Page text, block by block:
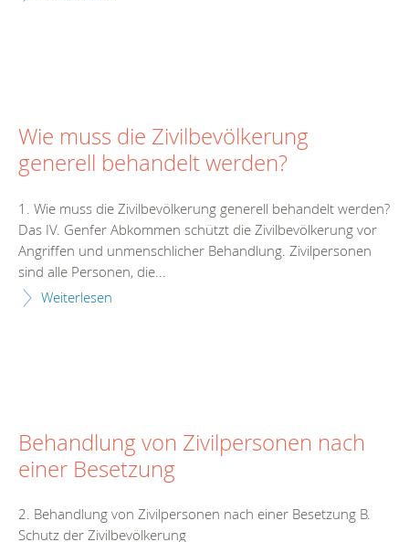
Wie muss die Zivilbevölkerung
generell behandelt werden?
1. Wie muss die Zivilbevölkerung generell behandelt werden?
Das IV. Genfer Abkommen schützt die Zivilbevölkerung vor
Angriffen und unmenschlicher Behandlung. Zivilpersonen
sind alle Personen, die...
Weiterlesen
Behandlung von Zivilpersonen nach
einer Besetzung
2. Behandlung von Zivilpersonen nach einer Besetzung B.
Schutz der Zivilbevölkerung